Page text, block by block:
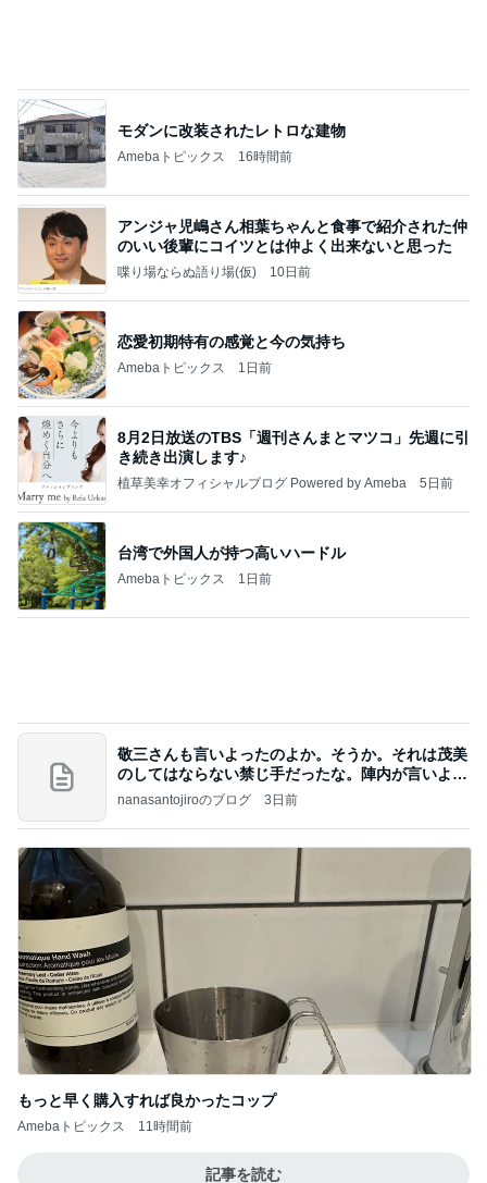
モダンに改装されたレトロな建物
Amebaトピックス 16時間前
アンジャ児嶋さん相葉ちゃんと食事で紹介された仲
のいい後輩にコイツとは仲よく出来ないと思った
喋り場ならぬ語り場(仮) 10日前
恋愛初期特有の感覚と今の気持ち
Amebaトピックス 1日前
8月2日放送のTBS「週刊さんまとマツコ」先週に引
き続き出演します♪
植草美幸オフィシャルブログ Powered by Ameba 5日前
台湾で外国人が持つ高いハードル
Amebaトピックス 1日前
敬三さんも言いよったのよか。そうか。それは茂美
のしてはならない禁じ手だったな。陣内が言いよる
のよ
nanasantojiroのブログ 3日前
もっと早く購入すれば良かったコップ
Amebaトピックス 11時間前
記事を読む